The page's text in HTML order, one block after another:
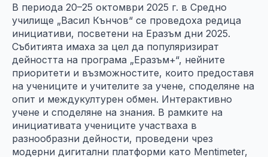
В периода 20–25 октомври 2025 г. в Средно
училище „Васил Кънчов“ се проведоха редица
инициативи, посветени на Еразъм дни 2025.
Събитията имаха за цел да популяризират
дейността на програма „Еразъм+“, нейните
приоритети и възможностите, които предоставя
на учениците и учителите за учене, споделяне на
опит и междукултурен обмен. Интерактивно
учене и споделяне на знания. В рамките на
инициативата учениците участваха в
разнообразни дейности, проведени чрез
модерни дигитални платформи като Mentimeter,